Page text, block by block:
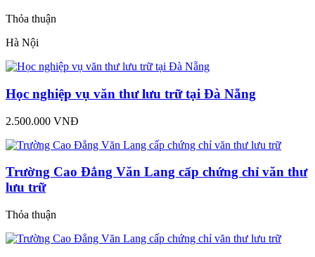
Thỏa thuận
Hà Nội
Học nghiệp vụ văn thư lưu trữ tại Đà Nẵng
2.500.000 VNĐ
Trường Cao Đẳng Văn Lang cấp chứng chỉ văn thư
lưu trữ
Thỏa thuận